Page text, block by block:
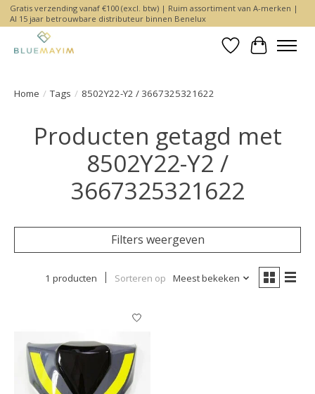
Gratis verzending vanaf €100 (excl. btw) | Ruim assortiment van A-merken |
Al 15 jaar betrouwbare distributeur binnen Benelux
Verlanglijst
Home / Tags / 8502Y22-Y2 / 3667325321622
Producten getagd met
8502Y22-Y2 /
3667325321622
Filters weergeven
1 producten Sorteren op Meest bekeken